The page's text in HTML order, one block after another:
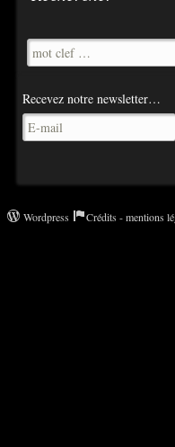
Recevez notre newsletter…
Wordpress Crédits - mentions